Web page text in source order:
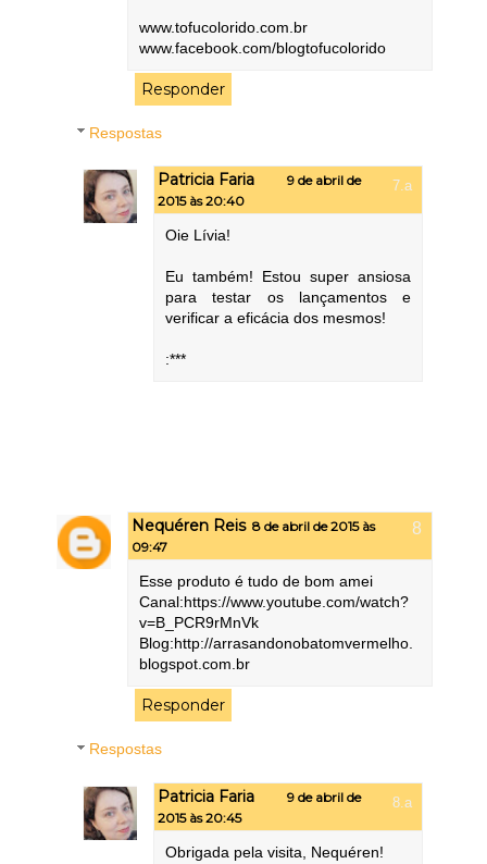
www.tofucolorido.com.br
www.facebook.com/blogtofucolorido
Responder
Respostas
Patricia Faria
9 de abril de
2015 às 20:40
Oie Lívia!
Eu também! Estou super ansiosa
para testar os lançamentos e
verificar a eficácia dos mesmos!
:***
Nequéren Reis 8 de abril de 2015 às
09:47
Esse produto é tudo de bom amei
Canal:https://www.youtube.com/watch?
v=B_PCR9rMnVk
Blog:http://arrasandonobatomvermelho.
blogspot.com.br
Responder
Respostas
Patricia Faria
9 de abril de
2015 às 20:45
Obrigada pela visita, Nequéren!